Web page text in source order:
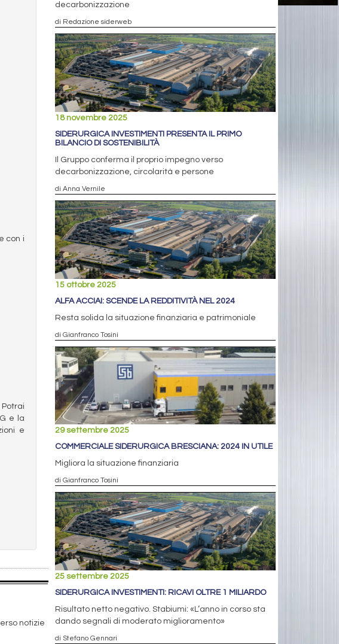
con i
e la
e
notizie
decarbonizzazione
di Redazione siderweb
18 novembre 2025
SIDERURGICA INVESTIMENTI PRESENTA IL PRIMO
BILANCIO DI SOSTENIBILITÀ
Il Gruppo conferma il proprio impegno verso
decarbonizzazione, circolarità e persone
di Anna Vernile
15 ottobre 2025
ALFA ACCIAI: SCENDE LA REDDITIVITÀ NEL 2024
Resta solida la situazione finanziaria e patrimoniale
di Gianfranco Tosini
29 settembre 2025
COMMERCIALE SIDERURGICA BRESCIANA: 2024 IN UTILE
Migliora la situazione finanziaria
di Gianfranco Tosini
25 settembre 2025
SIDERURGICA INVESTIMENTI: RICAVI OLTRE 1 MILIARDO
Risultato netto negativo. Stabiumi: «L’anno in corso sta
dando segnali di moderato miglioramento»
di Stefano Gennari